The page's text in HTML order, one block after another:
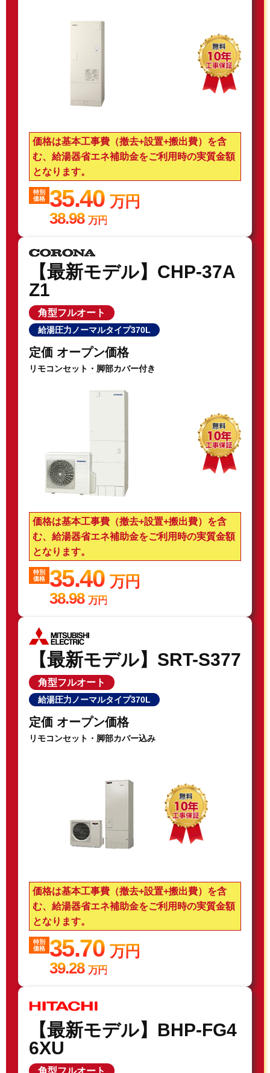
価格は基本工事費（撤去+設置+搬出費）を含
む、給湯器省エネ補助金をご利用時の実質金額
となります。
特別
価格
35.40万円
38.98 万円
【最新モデル】CHP-37A
Z1
角型フルオート
給湯圧力ノーマルタイプ370L
定価 オープン価格
リモコンセット・脚部カバー付き
価格は基本工事費（撤去+設置+搬出費）を含
む、給湯器省エネ補助金をご利用時の実質金額
となります。
特別
価格
35.40万円
38.98 万円
【最新モデル】SRT-S377
角型フルオート
給湯圧力ノーマルタイプ370L
定価 オープン価格
リモコンセット・脚部カバー込み
価格は基本工事費（撤去+設置+搬出費）を含
む、給湯器省エネ補助金をご利用時の実質金額
となります。
特別
価格
35.70万円
39.28 万円
【最新モデル】BHP-FG4
6XU